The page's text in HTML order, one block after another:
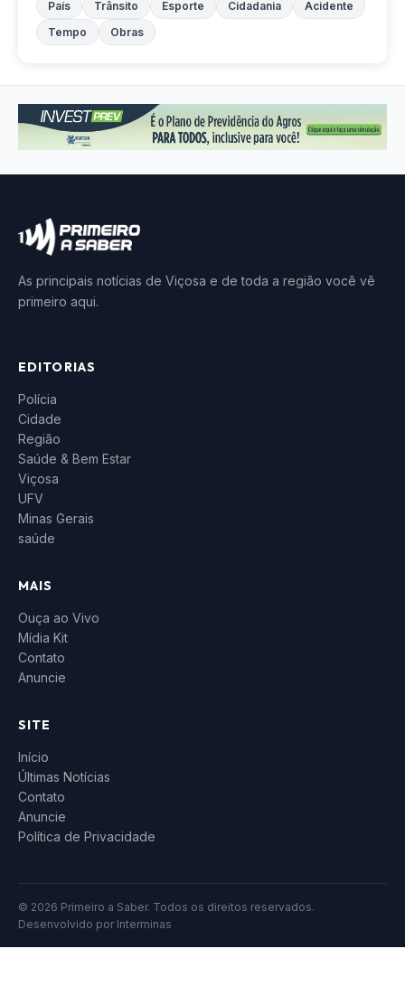
País
Trânsito Esporte Cidadania
Acidente
Tempo
Obras
As principais notícias de Viçosa e de toda a região você vê
primeiro aqui.
EDITORIAS
Polícia
Cidade
Região
Saúde & Bem Estar
Viçosa
UFV
Minas Gerais
saúde
MAIS
Ouça ao Vivo
Mídia Kit
Contato
Anuncie
SITE
Início
Últimas Notícias
Contato
Anuncie
Política de Privacidade
© 2026 Primeiro a Saber. Todos os direitos reservados.
Desenvolvido por Interminas